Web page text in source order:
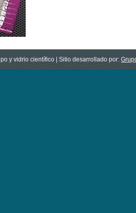
y vidrio científico | Sitio desarrollado por: